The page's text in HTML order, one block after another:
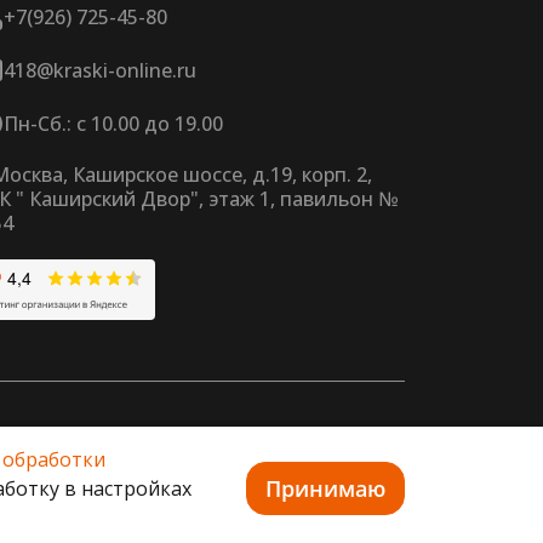
+7(926) 725-45-80
418@kraski-online.ru
Пн-Сб.: с 10.00 до 19.00
Каширское шоссе, д.19, корп. 2,
" Каширский Двор", этаж 1, павильон №
в целях функционирования сайта,
информации на основе ваших
в настройках
Принимаю